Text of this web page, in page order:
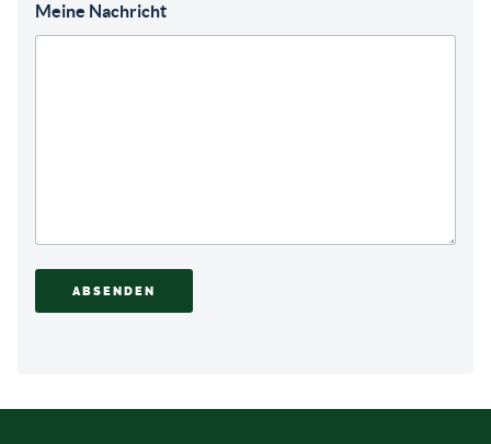
Meine Nachricht
ABSENDEN